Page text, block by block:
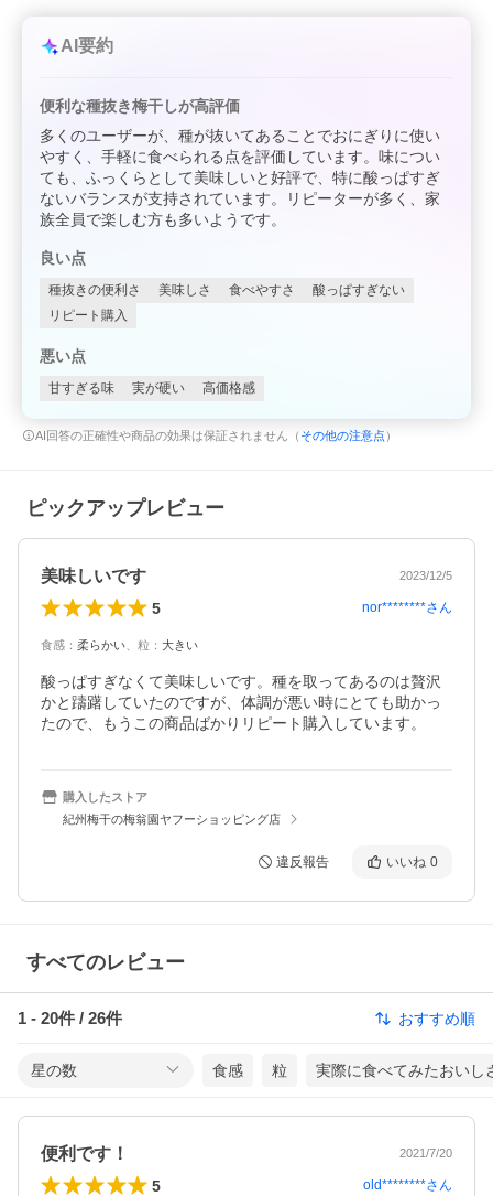
AI要約
便利な種抜き梅干しが高評価
多くのユーザーが、種が抜いてあることでおにぎりに使い
やすく、手軽に食べられる点を評価しています。味につい
ても、ふっくらとして美味しいと好評で、特に酸っぱすぎ
ないバランスが支持されています。リピーターが多く、家
族全員で楽しむ方も多いようです。
良い点
種抜きの便利さ 美味しさ 食べやすさ
酸っぱすぎない
リピート購入
悪い点
甘すぎる味 実が硬い 高価格感
AI回答の正確性や商品の効果は保証されません（ その他の注意点 ）
ピックアップレビュー
美味しいです 2023/12/5
5 nor********さん
食感 ： 柔らかい 粒 ： 大きい
酸っぱすぎなくて美味しいです。種を取ってあるのは贅沢
かと躊躇していたのですが、体調が悪い時にとても助かっ
たので、もうこの商品ばかりリピート購入しています。
購入したストア
紀州梅干の梅翁園ヤフーショッピング店
違反報告 いいね 0
すべてのレビュー
1 - 20件 / 26件 おすすめ順
星の数 食感 粒 実際に食べてみたおいし
便利です！ 2021/7/20
5 old********さん